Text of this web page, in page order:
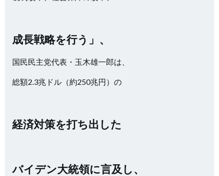
成長戦略を行う」、
国民民主党代表・玉木雄一郎は、
総額2.3兆ドル（約250兆円）の
経済対策を打ち出した
バイデン大統領に言及し、